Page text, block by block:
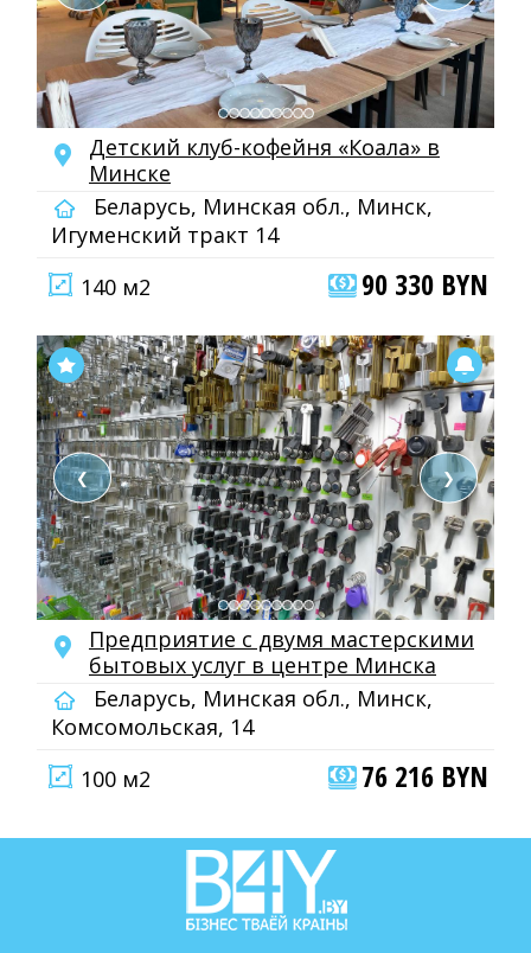
Детский клуб-кофейня «Коала» в
Минске
Беларусь, Минская обл., Минск,
Игуменский тракт 14
140 м2
90 330 BYN
❮ ❯
Предприятие с двумя мастерскими
бытовых услуг в центре Минска
Беларусь, Минская обл., Минск,
Комсомольская, 14
100 м2
76 216 BYN